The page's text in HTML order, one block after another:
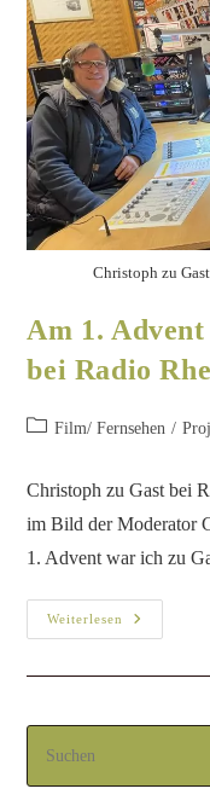
Christoph zu
Am 1.
bei Radio
Film/ Fernsehen /
Christoph zu Gast bei
im Bild der Moderator
1. Advent war ich zu
Weiterlesen